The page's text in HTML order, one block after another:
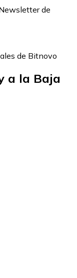
de
de Bitnovo
a la Baja